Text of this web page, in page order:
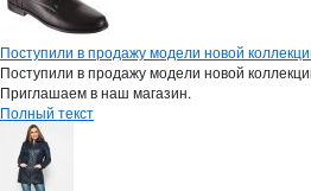
Поступили в продажу модели новой
Поступили в продажу модели новой
Приглашаем в наш магазин.
Полный текст